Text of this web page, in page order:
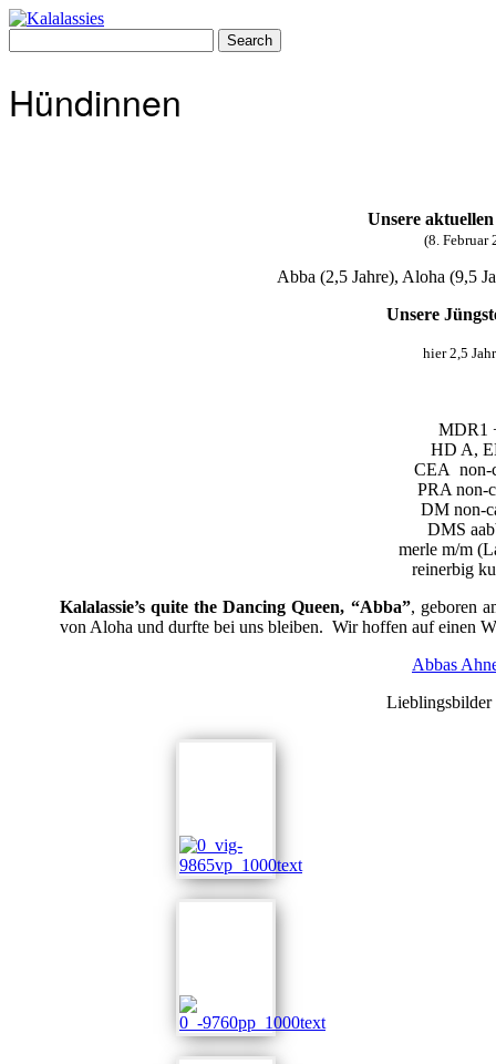
Skip
content
for:
Hündinnen
Unsere
(8. Februar
Abba (2,5 Jahre), Aloha (9,5
Unsere
hier 2,5
MDR1
HD A,
CEA non-
PRA non-
DM non-
DMS
merle m/m
reinerbig
Kalalassie’s quite the Dancing Queen, “Abba”, geboren
von Aloha und durfte bei uns bleiben. Wir hoffen auf einen
Abbas
Lieblingsbilder